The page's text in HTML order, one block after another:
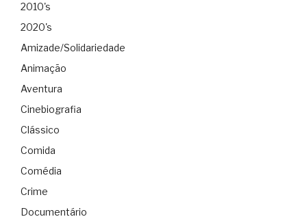
2010's
2020's
Amizade/Solidariedade
Animação
Aventura
Cinebiografia
Clássico
Comida
Comédia
Crime
Documentário